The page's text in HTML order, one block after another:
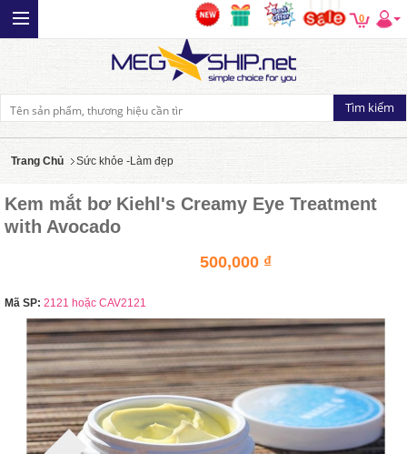
0
Trang Chủ Sức khỏe -Làm đẹp
Kem mắt bơ Kiehl's Creamy Eye Treatment
with Avocado
500,000 ₫
Mã SP: 2121 hoặc CAV2121